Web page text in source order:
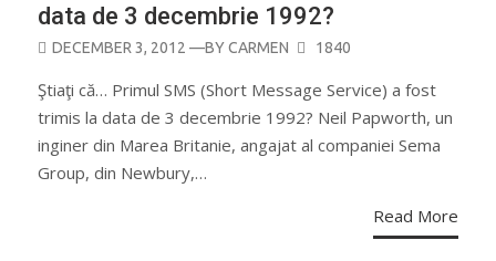
data de 3 decembrie 1992?
POSTED
DECEMBER 3, 2012 —BYCARMEN 1840
Ştiaţi că… Primul SMS (Short Message Service) a fost
trimis la data de 3 decembrie 1992? Neil Papworth, un
inginer din Marea Britanie, angajat al companiei Sema
Group, din Newbury,…
Read More